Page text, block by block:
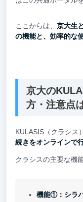
ここからは、 京大生
の機能と、効率的な
京大の
方・注意点
KULASIS（クラシス
続きをオンラインで
クラシスの主要な機
機能①：シラ